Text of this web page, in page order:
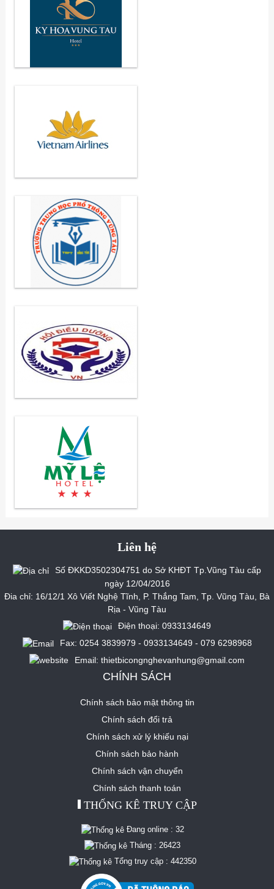
Liên hệ
Số ĐKKD3502304751 do Sở KHĐT Tp.Vũng Tàu cấp
ngày 12/04/2016
Đia chỉ: 16/12/1 Xô Viết Nghệ Tĩnh, P. Thắng Tam, Tp. Vũng Tàu, Bà
Rịa - Vũng Tàu
Điện thoại: 0933134649
Fax: 0254 3839979 - 0933134649 - 079 6298968
Email: thietbicongnghevanhung@gmail.com
CHÍNH SÁCH
Chính sách bảo mật thông tin
Chính sách đổi trả
Chính sách xử lý khiếu nại
Chính sách bảo hành
Chính sách vận chuyển
Chính sách thanh toán
THỐNG KÊ TRUY CẬP
Đang online : 32
Tháng : 26423
Tổng truy cập : 442350